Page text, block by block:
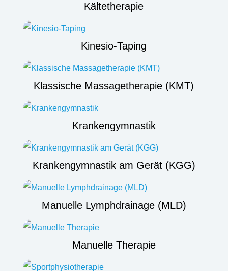
Kältetherapie
Kinesio-Taping
Klassische Massagetherapie (KMT)
Krankengymnastik
Krankengymnastik am Gerät (KGG)
Manuelle Lymphdrainage (MLD)
Manuelle Therapie